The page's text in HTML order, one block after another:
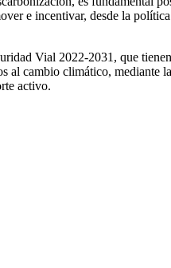
e incentivar, desde la
Vial 2022-2031, que
al cambio climático, mediante
activo.